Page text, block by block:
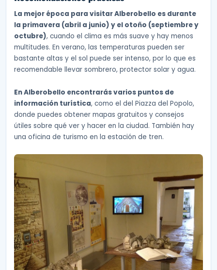
La mejor época para visitar Alberobello es durante
la primavera (abril a junio) y el otoño (septiembre y
octubre), cuando el clima es más suave y hay menos
multitudes. En verano, las temperaturas pueden ser
bastante altas y el sol puede ser intenso, por lo que es
recomendable llevar sombrero, protector solar y agua.
En Alberobello encontrarás varios puntos de
información turística, como el del Piazza del Popolo,
donde puedes obtener mapas gratuitos y consejos
útiles sobre qué ver y hacer en la ciudad. También hay
una oficina de turismo en la estación de tren.